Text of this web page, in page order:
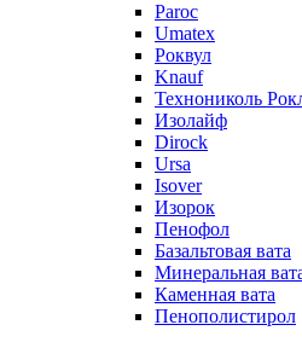
Paroc
Umatex
Роквул
Knauf
Технониколь
Изолайф
Dirock
Ursa
Isover
Изорок
Пенофол
Базальтовая вата
Минеральная
Каменная вата
Пенополистирол